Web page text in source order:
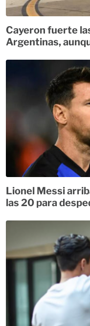
Cayeron fuerte
Argentinas,
Lionel Messi
las 20 para